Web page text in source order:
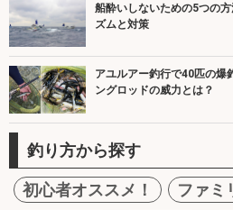
船酔いしないための5つの
ズムと対策
アユルアー釣行で40匹の爆
ングロッドの威力とは？
釣り方から探す
初心者オススメ！
ファミ